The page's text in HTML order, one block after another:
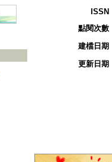
ISSN
點閱次數
建檔日期
更新日期